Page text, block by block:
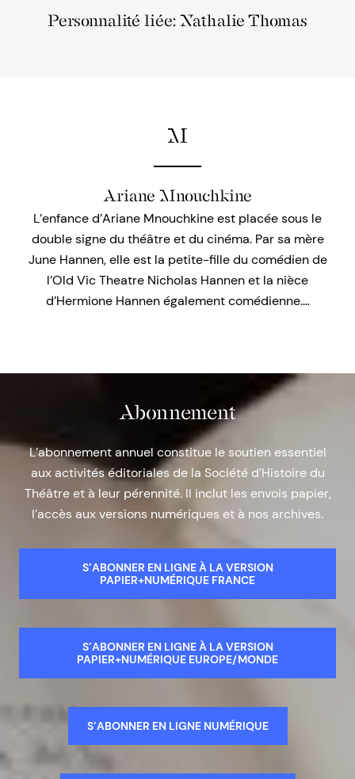
Personnalité liée: Nathalie Thomas
M
Ariane Mnouchkine
L’enfance d’Ariane Mnouchkine est placée sous le
double signe du théâtre et du cinéma. Par sa mère
June Hannen, elle est la petite-fille du comédien de
l’Old Vic Theatre Nicholas Hannen et la nièce
d’Hermione Hannen également comédienne.…
Abonnement
L’abonnement annuel constitue le soutien essentiel
aux activités éditoriales de la Société d’Histoire du
Théâtre et à leur pérennité. Il inclut les envois papier,
l’accès aux versions numériques et à nos archives.
S’ABONNER EN LIGNE À LA VERSION
PAPIER+NUMÉRIQUE FRANCE
S’ABONNER EN LIGNE À LA VERSION
PAPIER+NUMÉRIQUE EUROPE/MONDE
S’ABONNER EN LIGNE NUMÉRIQUE